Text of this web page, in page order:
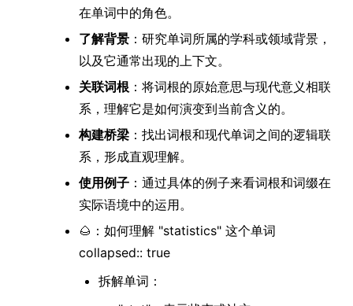
在单词中的角色。
了解背景 ：研究单词所属的学科或领域背景，
以及它通常出现的上下文。
关联词根 ：将词根的原始意思与现代意义相联
系，理解它是如何演变到当前含义的。
构建桥梁 ：找出词根和现代单词之间的逻辑联
系，形成直观理解。
使用例子 ：通过具体的例子来看词根和词缀在
实际语境中的运用。
🌰：如何理解 "statistics" 这个单词
collapsed:: true
拆解单词：